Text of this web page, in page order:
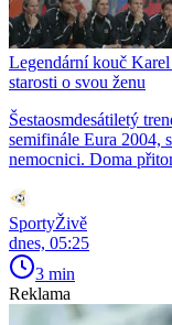
Legendární kouč
starosti o svou ženu
Šestaosmdesátiletý
semifinále Eura 2004,
nemocnici. Doma
SportyŽivě
dnes, 05:25
3 min
Reklama